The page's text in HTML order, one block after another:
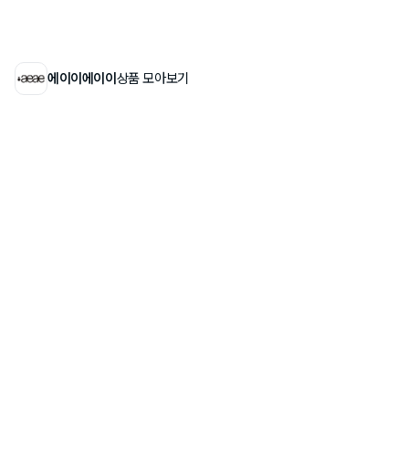
에이이에이이 상품 모아보기